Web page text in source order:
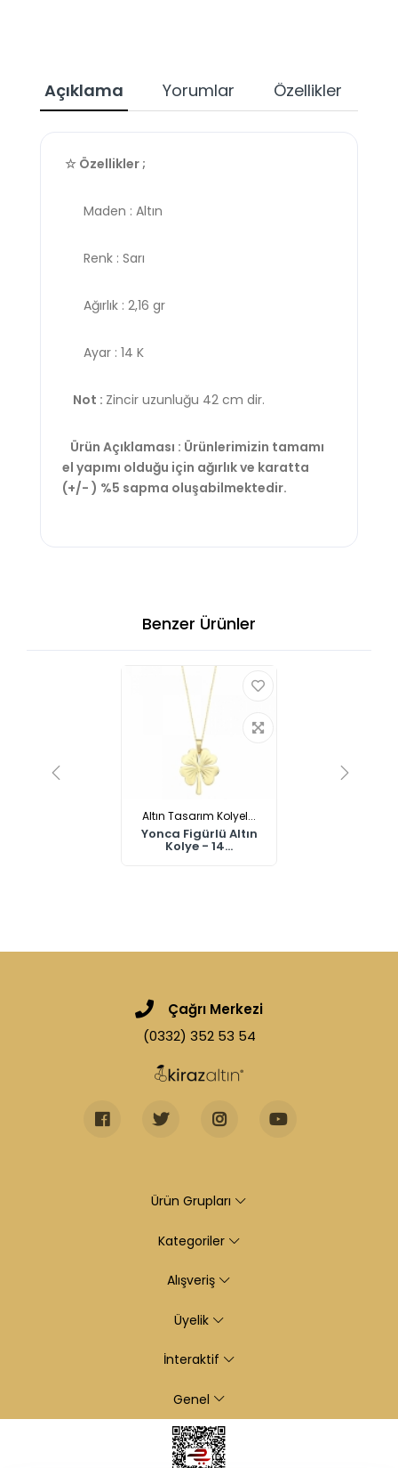
Açıklama Yorumlar Özellikler
☆ Özellikler ;
Maden : Altın
Renk : Sarı
Ağırlık : 2,16 gr
Ayar : 14 K
Not : Zincir uzunluğu 42 cm dir.
Ürün Açıklaması : Ürünlerimizin tamamı
el yapımı olduğu için ağırlık ve karatta
(+/- ) %5 sapma oluşabilmektedir.
Benzer Ürünler
Altın Tasarım Kolyel...
Yonca Figürlü Altın
Kolye - 14...
Çağrı Merkezi
(0332) 352 53 54
Ürün Grupları
Kategoriler
Alışveriş
Üyelik
İnteraktif
Genel